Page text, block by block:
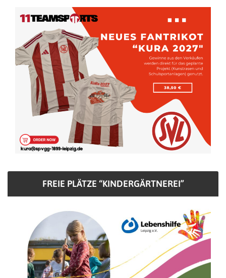
FREIE PLÄTZE “KINDERGÄRTNEREI”